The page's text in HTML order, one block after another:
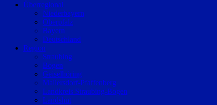
Überregional
Niederbayern
Oberpfalz
Bayern
Deutschland
Region
Straubing
Bogen
Geiselhöring
Mallersdorf-Pfaffenberg
Landkreis Straubing-Bogen
Landshut